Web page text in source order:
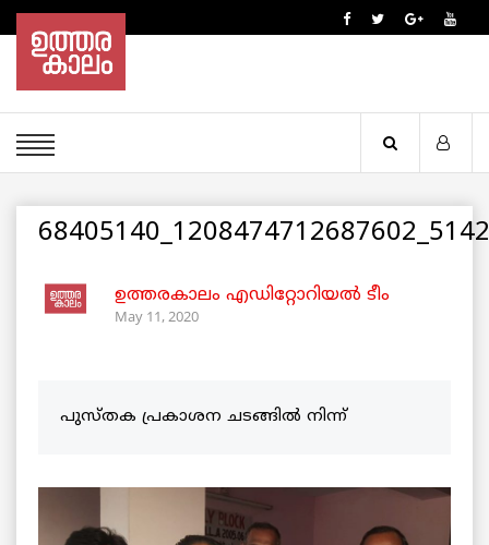
ഉത്തരകാലം എഡിറ്റോറിയല്‍ ടീം
May 11, 2020
പുസ്തക പ്രകാശന ചടങ്ങിൽ നിന്ന്